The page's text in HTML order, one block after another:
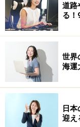
道路
る！
世界
海運
日
迎え